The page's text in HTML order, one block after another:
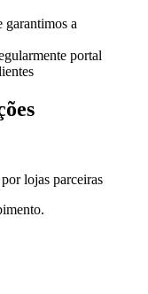
garantimos a
portal
lojas parceiras